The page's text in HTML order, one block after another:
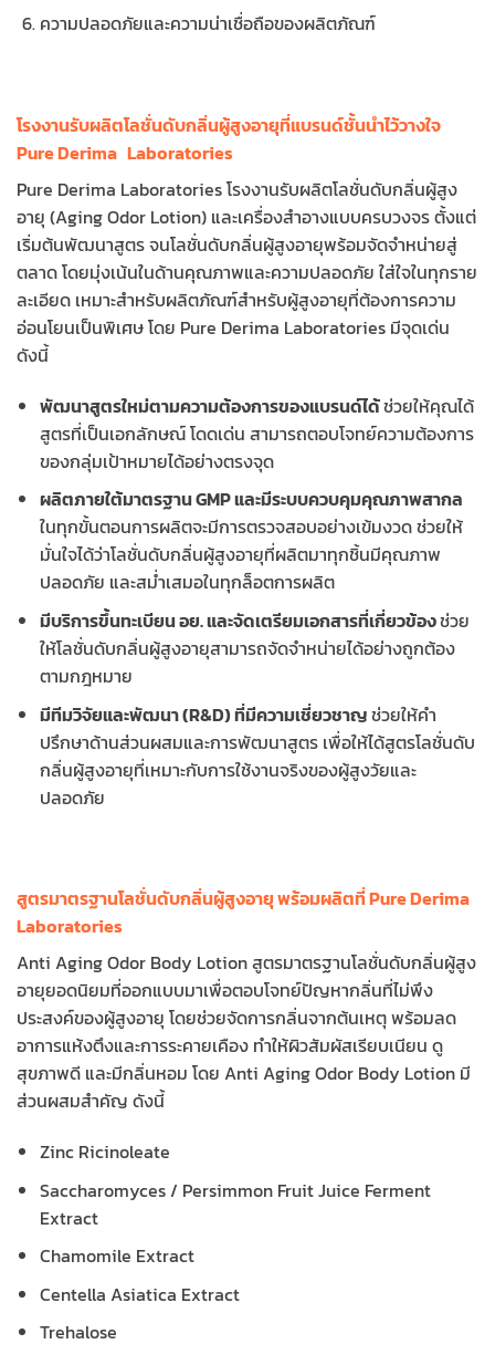
ความปลอดภัยและความน่าเชื่อถือของผลิตภัณฑ์
โรงงานรับผลิตโลชั่นดับกลิ่นผู้สูงอายุที่แบรนด์ชั้นนำไว้วางใจ
Pure Derima Laboratories
Pure Derima Laboratories โรงงานรับผลิตโลชั่นดับกลิ่นผู้สูง
อายุ (Aging Odor Lotion) และเครื่องสำอางแบบครบวงจร ตั้งแต่
เริ่มต้นพัฒนาสูตร จนโลชั่นดับกลิ่นผู้สูงอายุพร้อมจัดจำหน่ายสู่
ตลาด โดยมุ่งเน้นในด้านคุณภาพและความปลอดภัย ใส่ใจในทุกราย
ละเอียด เหมาะสำหรับผลิตภัณฑ์สำหรับผู้สูงอายุที่ต้องการความ
อ่อนโยนเป็นพิเศษ โดย Pure Derima Laboratories มีจุดเด่น
ดังนี้
พัฒนาสูตรใหม่ตามความต้องการของแบรนด์ได้ช่วยให้คุณได้
สูตรที่เป็นเอกลักษณ์ โดดเด่น สามารถตอบโจทย์ความต้องการ
ของกลุ่มเป้าหมายได้อย่างตรงจุด
ผลิตภายใต้มาตรฐาน GMP และมีระบบควบคุมคุณภาพสากล
ในทุกขั้นตอนการผลิตจะมีการตรวจสอบอย่างเข้มงวด ช่วยให้
มั่นใจได้ว่าโลชั่นดับกลิ่นผู้สูงอายุที่ผลิตมาทุกชิ้นมีคุณภาพ
ปลอดภัย และสม่ำเสมอในทุกล็อตการผลิต
มีบริการขึ้นทะเบียน อย. และจัดเตรียมเอกสารที่เกี่ยวข้องช่วย
ให้โลชั่นดับกลิ่นผู้สูงอายุสามารถจัดจำหน่ายได้อย่างถูกต้อง
ตามกฎหมาย
มีทีมวิจัยและพัฒนา (R&D) ที่มีความเชี่ยวชาญช่วยให้คำ
ปรึกษาด้านส่วนผสมและการพัฒนาสูตร เพื่อให้ได้สูตรโลชั่นดับ
กลิ่นผู้สูงอายุที่เหมาะกับการใช้งานจริงของผู้สูงวัยและ
ปลอดภัย
สูตรมาตรฐานโลชั่นดับกลิ่นผู้สูงอายุ พร้อมผลิตที่ Pure Derima
Laboratories
Anti Aging Odor Body Lotion สูตรมาตรฐานโลชั่นดับกลิ่นผู้สูง
อายุยอดนิยมที่ออกแบบมาเพื่อตอบโจทย์ปัญหากลิ่นที่ไม่พึง
ประสงค์ของผู้สูงอายุ โดยช่วยจัดการกลิ่นจากต้นเหตุ พร้อมลด
อาการแห้งตึงและการระคายเคือง ทำให้ผิวสัมผัสเรียบเนียน ดู
สุขภาพดี และมีกลิ่นหอม โดย Anti Aging Odor Body Lotion มี
ส่วนผสมสำคัญ ดังนี้
Zinc Ricinoleate
Saccharomyces / Persimmon Fruit Juice Ferment
Extract
Chamomile Extract
Centella Asiatica Extract
Trehalose